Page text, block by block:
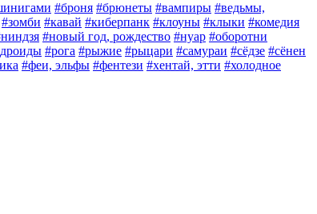
#броня #брюнеты #вампиры #ведьмы,
#зомби #кавай #киберпанк #клоуны #клыки #комедия
#новый год, рождество #нуар #оборотни
#рога #рыжие #рыцари #самураи #сёдзе #сёнен
#феи, эльфы #фентези #хентай, этти #холодное